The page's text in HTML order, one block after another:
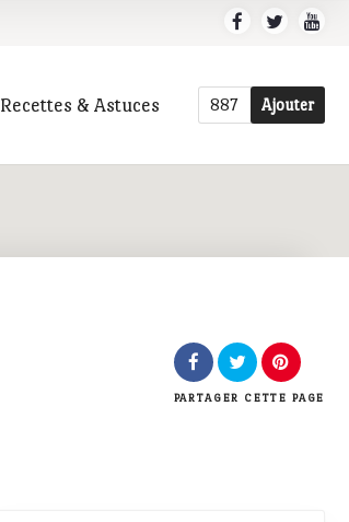
Recettes & Astuces 887 Ajouter
PARTAGER CETTE PAGE